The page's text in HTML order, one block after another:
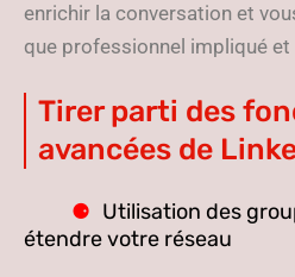
enrichir la conversation et
que professionnel impliqué
Tirer parti des
avancées de
Utilisation des
étendre votre réseau